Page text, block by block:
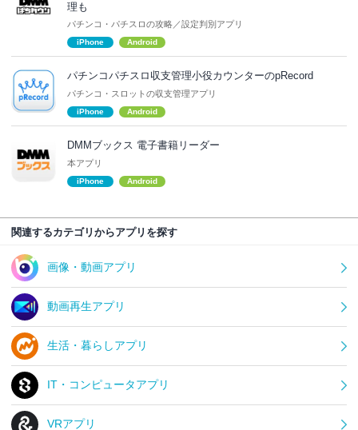
理も
パチンコ・パチスロの攻略／設定判別アプリ
iPhone Android
パチンコパチスロ収支管理小役カウンターのpRecord
パチンコ・スロットの収支管理アプリ
iPhone Android
DMMブックス 電子書籍リーダー
本アプリ
iPhone Android
関連するカテゴリからアプリを探す
画像・動画アプリ
動画再生アプリ
生活・暮らしアプリ
IT・コンピュータアプリ
VRアプリ